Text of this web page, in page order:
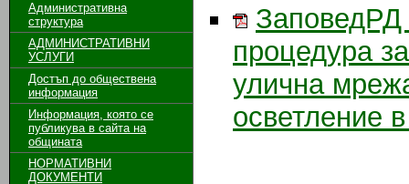
Административна
структура
АДМИНИСТРАТИВНИ
УСЛУГИ
Достъп до обществена
информация
Информация, която се
публикува в сайта на
общината
НОРМАТИВНИ
ДОКУМЕНТИ
ЗаповедРД
процедура
улична
осветление